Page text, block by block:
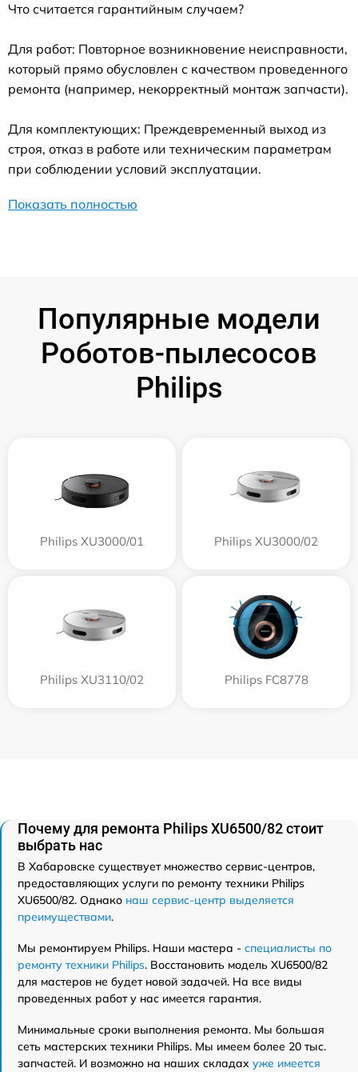
Что считается гарантийным случаем?
Для работ: Повторное возникновение неисправности,
который прямо обусловлен с качеством проведенного
ремонта (например, некорректный монтаж запчасти).
Для комплектующих: Преждевременный выход из
строя, отказ в работе или техническим параметрам
при соблюдении условий эксплуатации.
Показать полностью
Популярные модели
Роботов-пылесосов
Philips
Philips XU3000/01 Philips XU3000/02
Philips XU3110/02 Philips FC8778
Почему для ремонта Philips XU6500/82 стоит
выбрать нас
В Хабаровске существует множество сервис-центров,
предоставляющих услуги по ремонту техники Philips
XU6500/82. Однако наш сервис-центр выделяется
преимуществами.
Мы ремонтируем Philips. Наши мастера - специалисты по
ремонту техники Philips. Восстановить модель XU6500/82
для мастеров не будет новой задачей. На все виды
проведенных работ у нас имеется гарантия.
Минимальные сроки выполнения ремонта. Мы большая
сеть мастерских техники Philips. Мы имеем более 20 тыс.
запчастей. И возможно на наших складах уже имеется